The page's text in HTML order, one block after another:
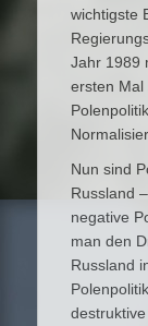
wichtigste
Jahr 1989
ersten Mal
Nun sind
Russland
negative
man den
Russland